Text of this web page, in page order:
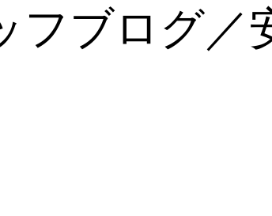
ブログ／